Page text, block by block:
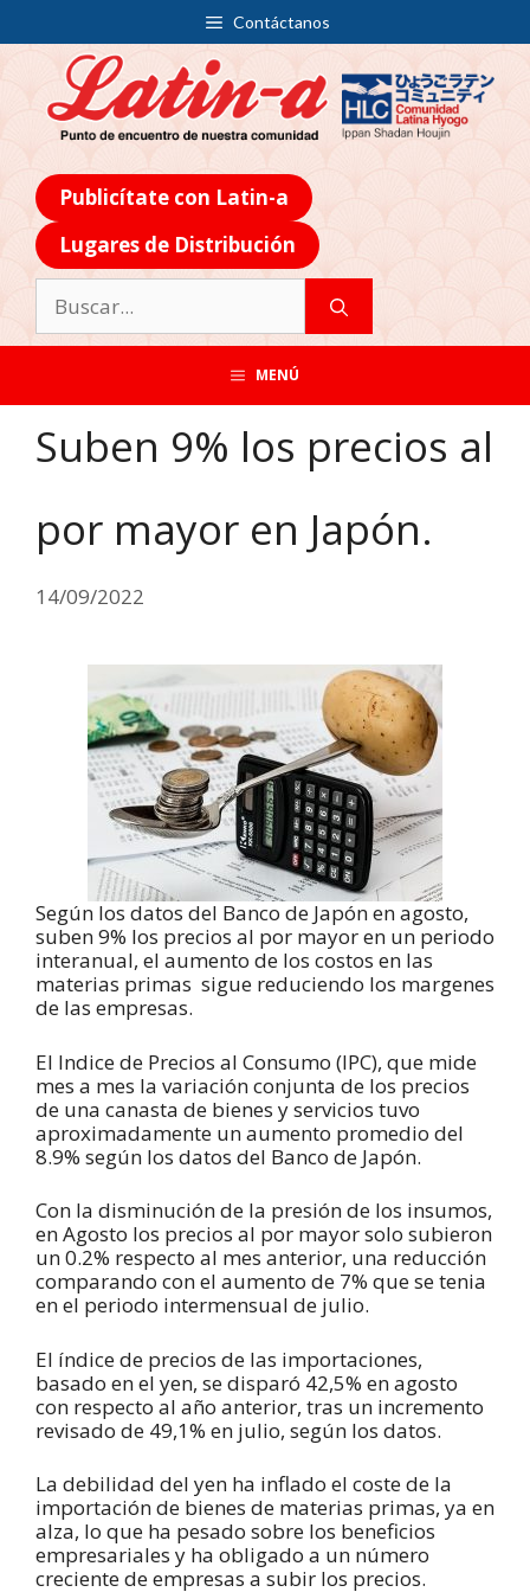
Contáctanos
Publicítate con Latin-a
Lugares de Distribución
MENÚ
Suben 9% los precios al
por mayor en Japón.
14/09/2022
Según los datos del Banco de Japón en agosto,
suben 9% los precios al por mayor en un periodo
interanual, el aumento de los costos en las
materias primas sigue reduciendo los margenes
de las empresas.
El Indice de Precios al Consumo (IPC), que mide
mes a mes la variación conjunta de los precios
de una canasta de bienes y servicios tuvo
aproximadamente un aumento promedio del
8.9% según los datos del Banco de Japón.
Con la disminución de la presión de los insumos,
en Agosto los precios al por mayor solo subieron
un 0.2% respecto al mes anterior, una reducción
comparando con el aumento de 7% que se tenia
en el periodo intermensual de julio.
El índice de precios de las importaciones,
basado en el yen, se disparó 42,5% en agosto
con respecto al año anterior, tras un incremento
revisado de 49,1% en julio, según los datos.
La debilidad del yen ha inflado el coste de la
importación de bienes de materias primas, ya en
alza, lo que ha pesado sobre los beneficios
empresariales y ha obligado a un número
creciente de empresas a subir los precios.